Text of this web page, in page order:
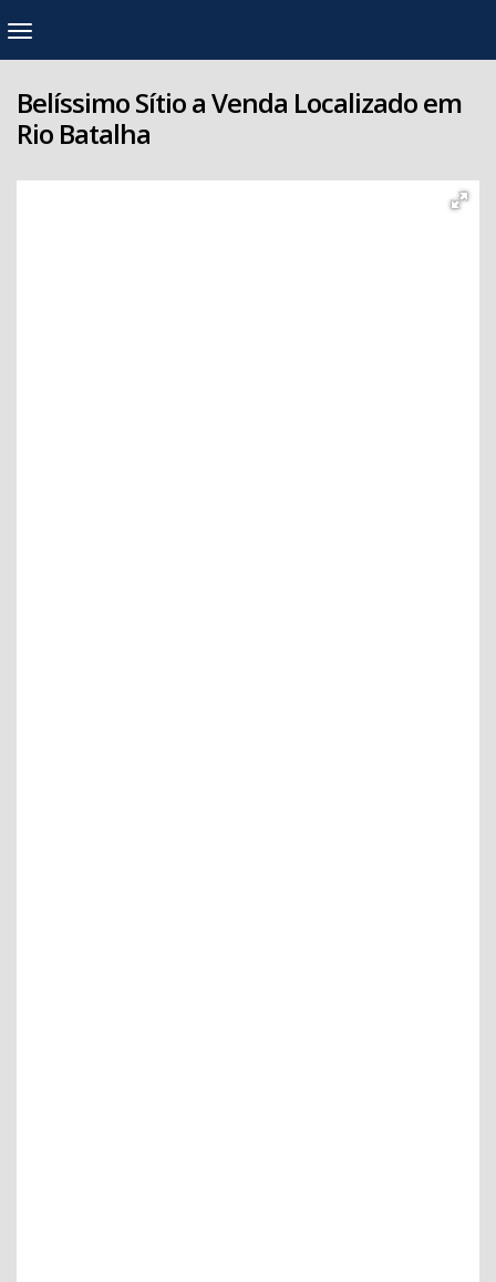
Belíssimo Sítio a Venda Localizado em
Rio Batalha